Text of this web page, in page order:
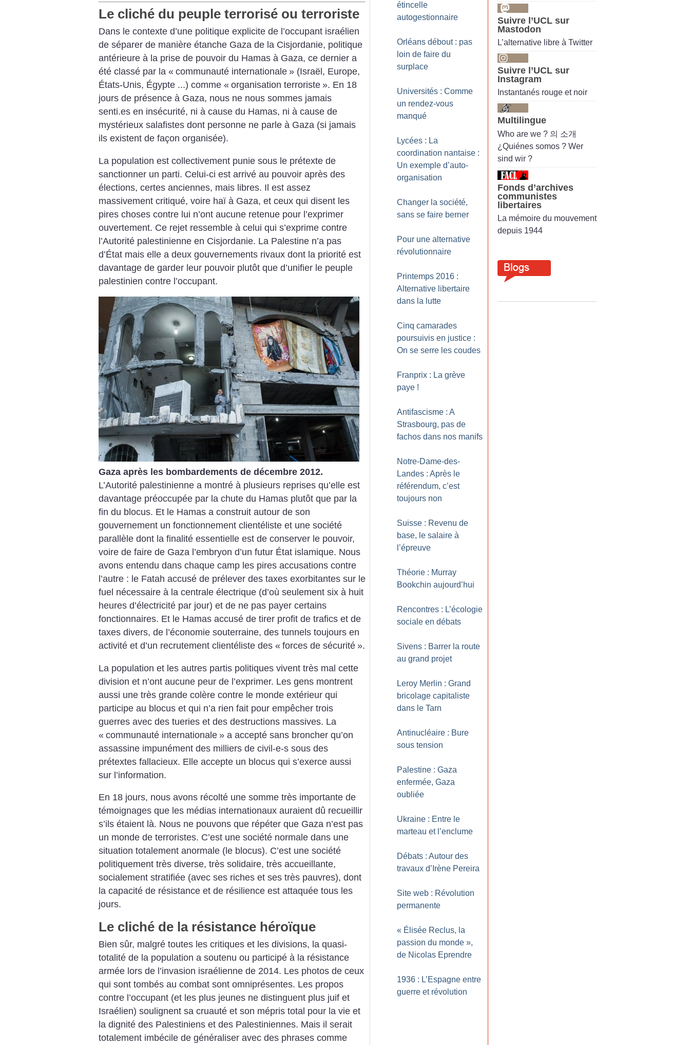
Le cliché du peuple terrorisé ou terroriste
Dans le contexte d’une politique explicite de l’occupant israélien
de séparer de manière étanche Gaza de la Cisjordanie, politique
antérieure à la prise de pouvoir du Hamas à Gaza, ce dernier a
été classé par la « communauté internationale » (Israël, Europe,
États-Unis, Égypte ...) comme « organisation terroriste ». En 18
jours de présence à Gaza, nous ne nous sommes jamais
senti.es en insécurité, ni à cause du Hamas, ni à cause de
mystérieux salafistes dont personne ne parle à Gaza (si jamais
ils existent de façon organisée).
La population est collectivement punie sous le prétexte de
sanctionner un parti. Celui-ci est arrivé au pouvoir après des
élections, certes anciennes, mais libres. Il est assez
massivement critiqué, voire haï à Gaza, et ceux qui disent les
pires choses contre lui n’ont aucune retenue pour l’exprimer
ouvertement. Ce rejet ressemble à celui qui s’exprime contre
l’Autorité palestinienne en Cisjordanie. La Palestine n’a pas
d’État mais elle a deux gouvernements rivaux dont la priorité est
davantage de garder leur pouvoir plutôt que d’unifier le peuple
palestinien contre l’occupant.
Gaza après les bombardements de décembre 2012.
L’Autorité palestinienne a montré à plusieurs reprises qu’elle est
davantage préoccupée par la chute du Hamas plutôt que par la
fin du blocus. Et le Hamas a construit autour de son
gouvernement un fonctionnement clientéliste et une société
parallèle dont la finalité essentielle est de conserver le pouvoir,
voire de faire de Gaza l’embryon d’un futur État islamique. Nous
avons entendu dans chaque camp les pires accusations contre
l’autre : le Fatah accusé de prélever des taxes exorbitantes sur le
fuel nécessaire à la centrale électrique (d’où seulement six à huit
heures d’électricité par jour) et de ne pas payer certains
fonctionnaires. Et le Hamas accusé de tirer profit de trafics et de
taxes divers, de l’économie souterraine, des tunnels toujours en
activité et d’un recrutement clientéliste des « forces de sécurité ».
La population et les autres partis politiques vivent très mal cette
division et n’ont aucune peur de l’exprimer. Les gens montrent
aussi une très grande colère contre le monde extérieur qui
participe au blocus et qui n’a rien fait pour empêcher trois
guerres avec des tueries et des destructions massives. La
« communauté internationale » a accepté sans broncher qu’on
assassine impunément des milliers de civil-e-s sous des
prétextes fallacieux. Elle accepte un blocus qui s’exerce aussi
sur l’information.
En 18 jours, nous avons récolté une somme très importante de
témoignages que les médias internationaux auraient dû recueillir
s’ils étaient là. Nous ne pouvons que répéter que Gaza n’est pas
un monde de terroristes. C’est une société normale dans une
situation totalement anormale (le blocus). C’est une société
politiquement très diverse, très solidaire, très accueillante,
socialement stratifiée (avec ses riches et ses très pauvres), dont
la capacité de résistance et de résilience est attaquée tous les
jours.
Le cliché de la résistance héroïque
Bien sûr, malgré toutes les critiques et les divisions, la quasi-
totalité de la population a soutenu ou participé à la résistance
armée lors de l’invasion israélienne de 2014. Les photos de ceux
qui sont tombés au combat sont omniprésentes. Les propos
contre l’occupant (et les plus jeunes ne distinguent plus juif et
Israélien) soulignent sa cruauté et son mépris total pour la vie et
la dignité des Palestiniens et des Palestiniennes. Mais il serait
totalement imbécile de généraliser avec des phrases comme
étincelle
autogestionnaire
Orléans débout : pas
loin de faire du
surplace
Universités : Comme
un rendez-vous
manqué
Lycées : La
coordination nantaise :
Un exemple d’auto-
organisation
Changer la société,
sans se faire berner
Pour une alternative
révolutionnaire
Printemps 2016 :
Alternative libertaire
dans la lutte
Cinq camarades
poursuivis en justice :
On se serre les coudes
Franprix : La grève
paye !
Antifascisme : A
Strasbourg, pas de
fachos dans nos manifs
Notre-Dame-des-
Landes : Après le
référendum, c’est
toujours non
Suisse : Revenu de
base, le salaire à
l’épreuve
Théorie : Murray
Bookchin aujourd’hui
Rencontres : L’écologie
sociale en débats
Sivens : Barrer la route
au grand projet
Leroy Merlin : Grand
bricolage capitaliste
dans le Tarn
Antinucléaire : Bure
sous tension
Palestine : Gaza
enfermée, Gaza
oubliée
Ukraine : Entre le
marteau et l’enclume
Débats : Autour des
travaux d’Irène Pereira
Site web : Révolution
permanente
« Élisée Reclus, la
passion du monde »,
de Nicolas Eprendre
1936 : L’Espagne entre
guerre et révolution
Suivre l’UCL sur
Mastodon
L’alternative libre à Twitter
Suivre l’UCL sur
Instagram
Instantanés rouge et noir
Multilingue
Who are we ? 의 소개
¿Quiénes somos ? Wer
sind wir ?
Fonds d’archives
communistes
libertaires
La mémoire du mouvement
depuis 1944